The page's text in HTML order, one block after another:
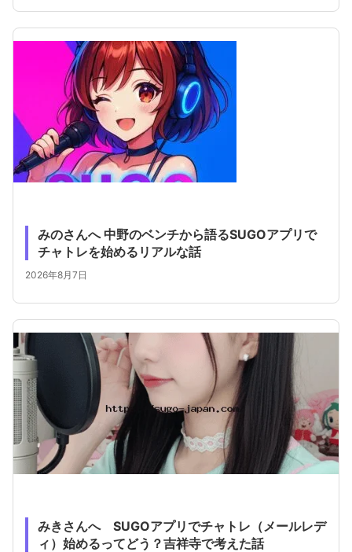
みのさんへ 中野のベンチから語るSUGOアプリで
チャトレを始めるリアルな話
2026年8月7日
みきさんへ SUGOアプリでチャトレ（メールレデ
ィ）始めるってどう？吉祥寺で考えた話